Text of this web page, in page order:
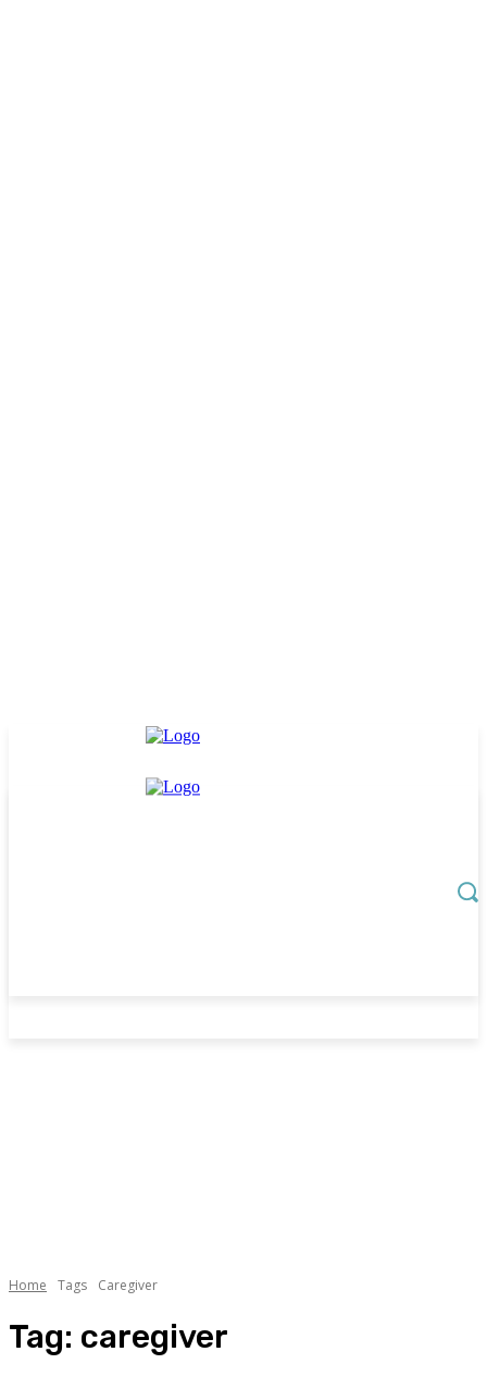
Home Tags Caregiver
Tag: caregiver